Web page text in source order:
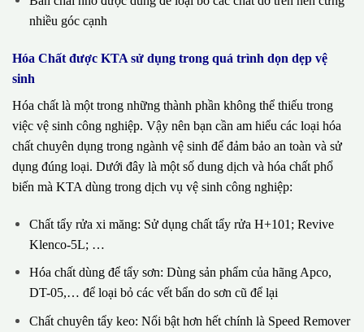
nhiều góc cạnh
Hóa Chất được KTA sử dụng trong quá trình dọn dẹp vệ
sinh
Hóa chất là một trong những thành phần không thể thiếu trong
việc vệ sinh công nghiệp. Vậy nên bạn cần am hiểu các loại hóa
chất chuyên dụng trong ngành vệ sinh để đảm bảo an toàn và sử
dụng đúng loại. Dưới đây là một số dung dịch và hóa chất phổ
biến mà KTA dùng trong dịch vụ vệ sinh công nghiệp:
Chất tẩy rửa xi măng: Sử dụng chất tẩy rửa H+101; Revive
Klenco-5L; …
Hóa chất dùng để tẩy sơn: Dùng sản phẩm của hãng Apco,
DT-05,… để loại bỏ các vết bẩn do sơn cũ để lại
Chất chuyên tẩy keo: Nổi bật hơn hết chính là Speed Remover